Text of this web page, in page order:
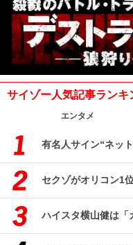
サイゾー人気記事ランキ
エンタメ
有名人サイン“ネッ
セクゾがオリコン1
ハイスタ横山健は「